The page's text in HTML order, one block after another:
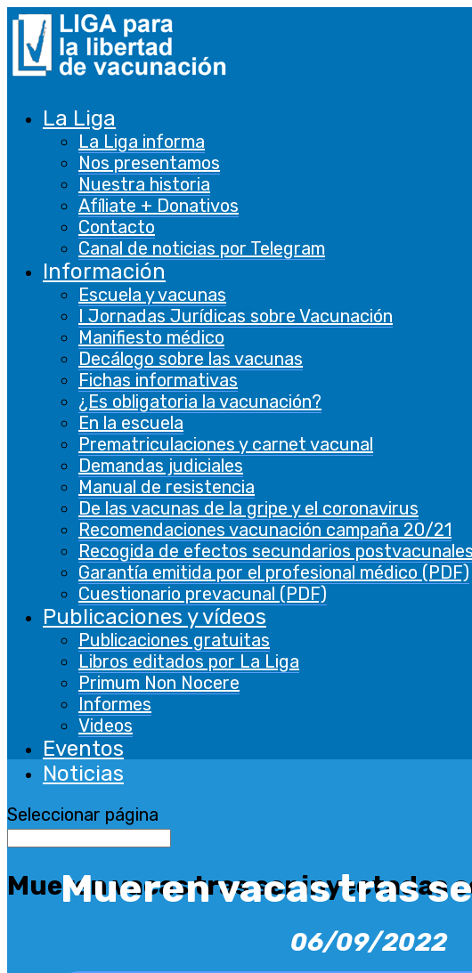
La Liga
La Liga informa
Nos presentamos
Nuestra historia
Afíliate + Donativos
Contacto
Canal de noticias por Telegram
Información
Escuela y vacunas
I Jornadas Jurídicas sobre Vacunación
Manifiesto médico
Decálogo sobre las vacunas
Fichas informativas
¿Es obligatoria la vacunación?
En la escuela
Prematriculaciones y carnet vacunal
Demandas judiciales
Manual de resistencia
De las vacunas de la gripe y el coronavirus
Recomendaciones vacunación campaña 20/21
Recogida de efectos secundarios postvacunales
Garantía emitida por el profesional médico (PDF)
Cuestionario prevacunal (PDF)
Publicaciones y vídeos
Publicaciones gratuitas
Libros editados por La Liga
Primum Non Nocere
Informes
Videos
Eventos
Noticias
Seleccionar página
Mueren vacas tras ser inyectadas
Mueren vacas tras
06/09/2022